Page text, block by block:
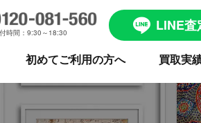
時間：9:30～18:30 LINE査
初めてご利用の方へ 買取実